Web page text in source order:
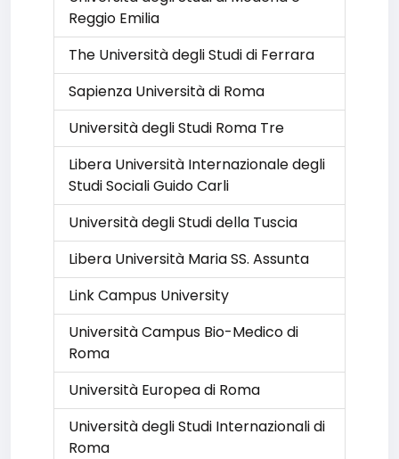
Reggio Emilia
The Università degli Studi di Ferrara
Sapienza Università di Roma
Università degli Studi Roma Tre
Libera Università Internazionale degli
Studi Sociali Guido Carli
Università degli Studi della Tuscia
Libera Università Maria SS. Assunta
Link Campus University
Università Campus Bio-Medico di
Roma
Università Europea di Roma
Università degli Studi Internazionali di
Roma